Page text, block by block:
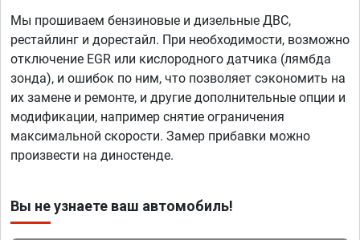
Мы прошиваем бензиновые и дизельные ДВС,
рестайлинг и дорестайл. При необходимости, возможно
отключение EGR или кислородного датчика (лямбда
зонда), и ошибок по ним, что позволяет сэкономить на
их замене и ремонте, и другие дополнительные опции и
модификации, например снятие ограничения
максимальной скорости. Замер прибавки можно
произвести на диностенде.
Вы не узнаете ваш автомобиль!